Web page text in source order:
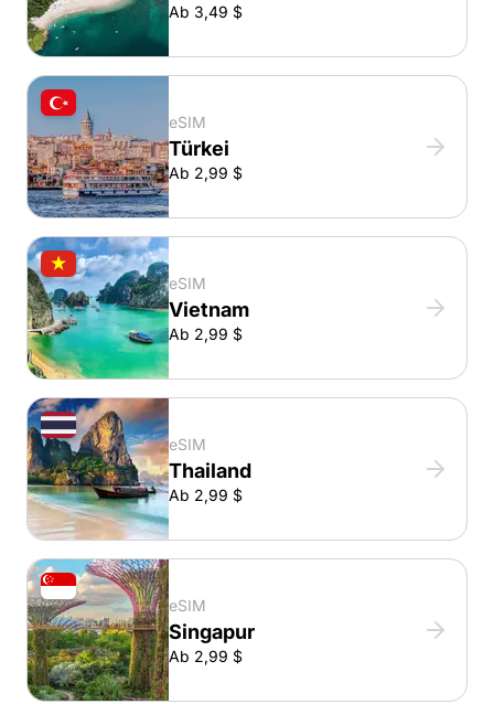
Ab 3,49 $
eSIM
Türkei
Ab 2,99 $
eSIM
Vietnam
Ab 2,99 $
eSIM
Thailand
Ab 2,99 $
eSIM
Singapur
Ab 2,99 $